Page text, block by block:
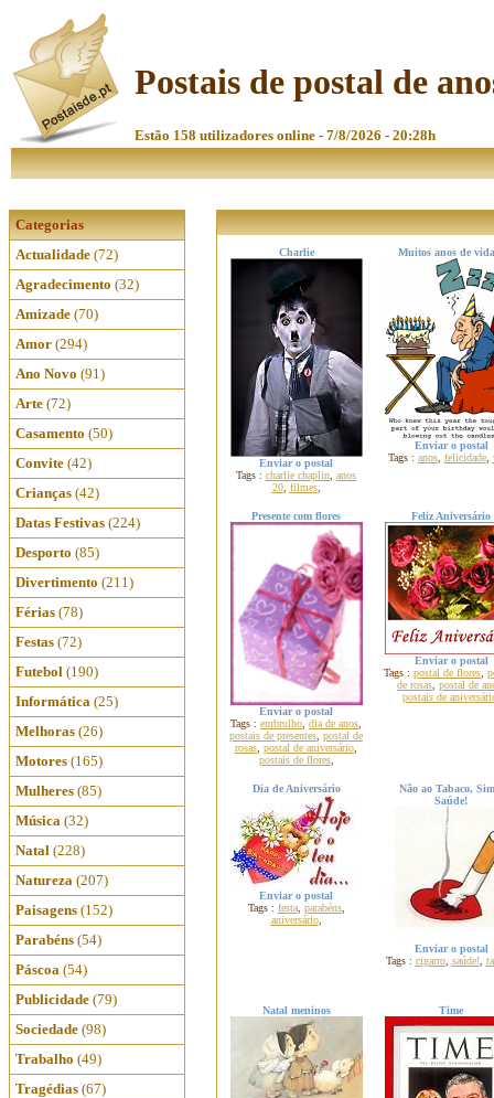
Postais de postal de
Estão 158 utilizadores online - 7/8/2026 - 20:28h
Categorias
Actualidade (72)
Agradecimento (32)
Amizade (70)
Amor (294)
Ano Novo (91)
Arte (72)
Casamento (50)
Convite (42)
Crianças (42)
Datas Festivas (224)
Desporto (85)
Divertimento (211)
Férias (78)
Festas (72)
Futebol (190)
Informática (25)
Melhoras (26)
Motores (165)
Mulheres (85)
Música (32)
Natal (228)
Natureza (207)
Paisagens (152)
Parabéns (54)
Páscoa (54)
Publicidade (79)
Sociedade (98)
Trabalho (49)
Tragédias (67)
Charlie
Enviar o postal
Tags : charlie chaplin anos
20, filmes,
Muitos anos de
Enviar o postal
Tags : anos, felicidade,
Presente com flores
Enviar o postal
Tags : embrulho dia de anos
postais de presentes postal de
rosas postal de aniversário
postais de flores,
Feliz Aniversário
Enviar o postal
Tags : postal de flores
de rosas postal de
postais de
Dia de Aniversário
Enviar o postal
Tags : festa, parabéns,
aniversário,
Não ao Tabaco,
Saúde!
Enviar o postal
Tags : cigarro, saúde!,
Natal meninos Time